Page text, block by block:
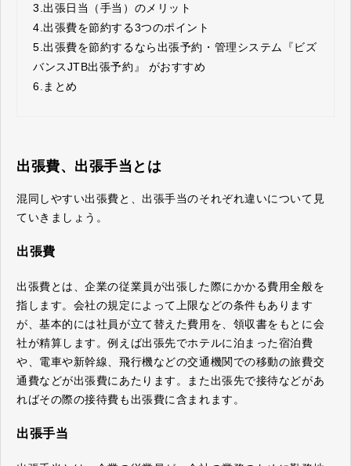
3.出張日当（手当）のメリット
4.出張費を節約する3つのポイント
5.出張費を節約するなら出張予約・管理システム『ビズ
バンスJTB出張予約』 がおすすめ
6. まとめ
出張費、出張手当とは
混同しやすい出張費と、出張手当のそれぞれ違いについて見
ていきましょう。
出張費
出張費とは、企業の従業員が出張した際にかかる費用全般を
指します。会社の規定によって上限などの条件もあります
が、基本的には社員が立て替えた費用を、領収書をもとに会
社が精算します。例えば出張先でホテルに泊まった宿泊費
や、電車や新幹線、飛行機などの交通機関での移動の旅費交
通費などが出張費にあたります。また出張先で接待などがあ
ればその際の接待費も出張費に含まれます。
出張手当